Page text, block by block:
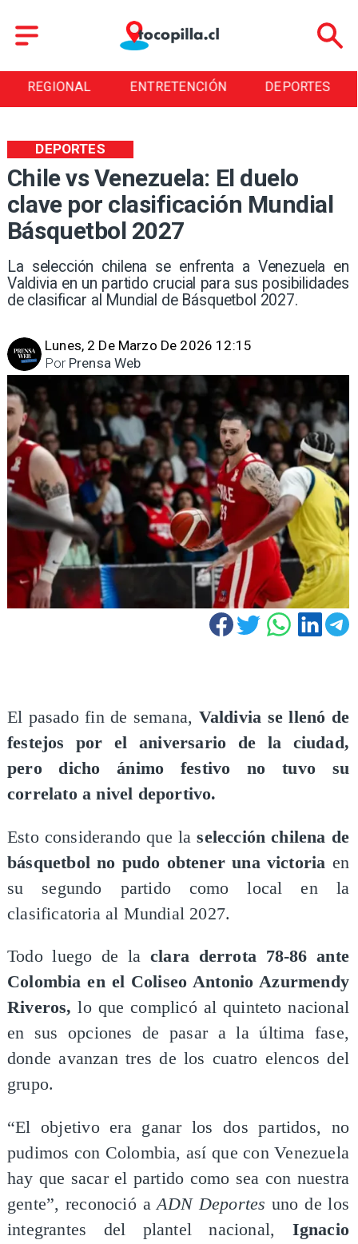
REGIONAL ENTRETENCIÓN DEPORTES
Chile vs Venezuela: El duelo
clave por clasificación Mundial
Básquetbol 2027
La selección chilena se enfrenta a Venezuela en
Valdivia en un partido crucial para sus posibilidades
de clasificar al Mundial de Básquetbol 2027.
DEPORTES
Lunes, 2 De Marzo De 2026 12:15
Prensa Web
Por
El pasado fin de semana, Valdivia se llenó de
festejos por el aniversario de la ciudad,
pero dicho ánimo festivo no tuvo su
correlato a nivel deportivo.
Esto considerando que laselección chilena de
básquetbol no pudo obtener una victoria en
su segundo partido como local en la
clasificatoria al Mundial 2027.
Todo luego de la clara derrota 78-86 ante
Colombia en el Coliseo Antonio Azurmendy
Riveros, lo que complicó al quinteto nacional
en sus opciones de pasar a la última fase,
donde avanzan tres de los cuatro elencos del
grupo.
“El objetivo era ganar los dos partidos, no
pudimos con Colombia, así que con Venezuela
hay que sacar el partido como sea con nuestra
gente”, reconoció aADN Deportes uno de los
integrantes del plantel nacional, Ignacio